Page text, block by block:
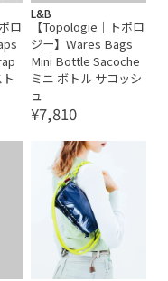
ロ
L&B
【Topologie｜トポロ
ジー】Wares Bags
Mini Bottle Sacoche
ミニ ボトル サコッシ
ュ
¥7,810